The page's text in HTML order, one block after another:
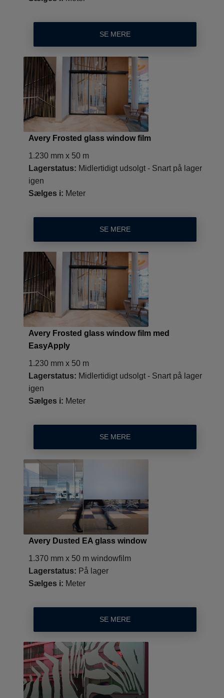
SE MERE
Avery Frosted glass window film
1.230 mm x 50 m
Lagerstatus: Midlertidigt udsolgt - Snart på lager
igen
Sælges i: Meter
SE MERE
Avery Frosted glass window film med
EasyApply
1.230 mm x 50 m
Lagerstatus: Midlertidigt udsolgt - Snart på lager
igen
Sælges i: Meter
SE MERE
Avery Dusted EA glass window
1.370 mm x 50 m windowfilm
Lagerstatus: På lager
Sælges i: Meter
SE MERE